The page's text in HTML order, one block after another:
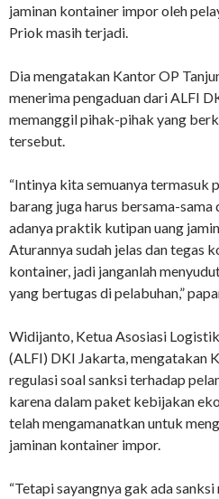
jaminan kontainer impor oleh
Priok masih terjadi.
Dia mengatakan Kantor OP
menerima pengaduan dari ALFI
memanggil pihak-pihak yang
tersebut.
“Intinya kita semuanya termasuk
barang juga harus bersama-
adanya praktik kutipan uang
Aturannya sudah jelas dan tegas
kontainer, jadi janganlah
yang bertugas di pelabuhan,”
Widijanto, Ketua Asosiasi
(ALFI) DKI Jakarta, mengatakan
regulasi soal sanksi terhadap
karena dalam paket kebijakan
telah mengamanatkan untuk
jaminan kontainer impor.
“Tetapi sayangnya gak ada